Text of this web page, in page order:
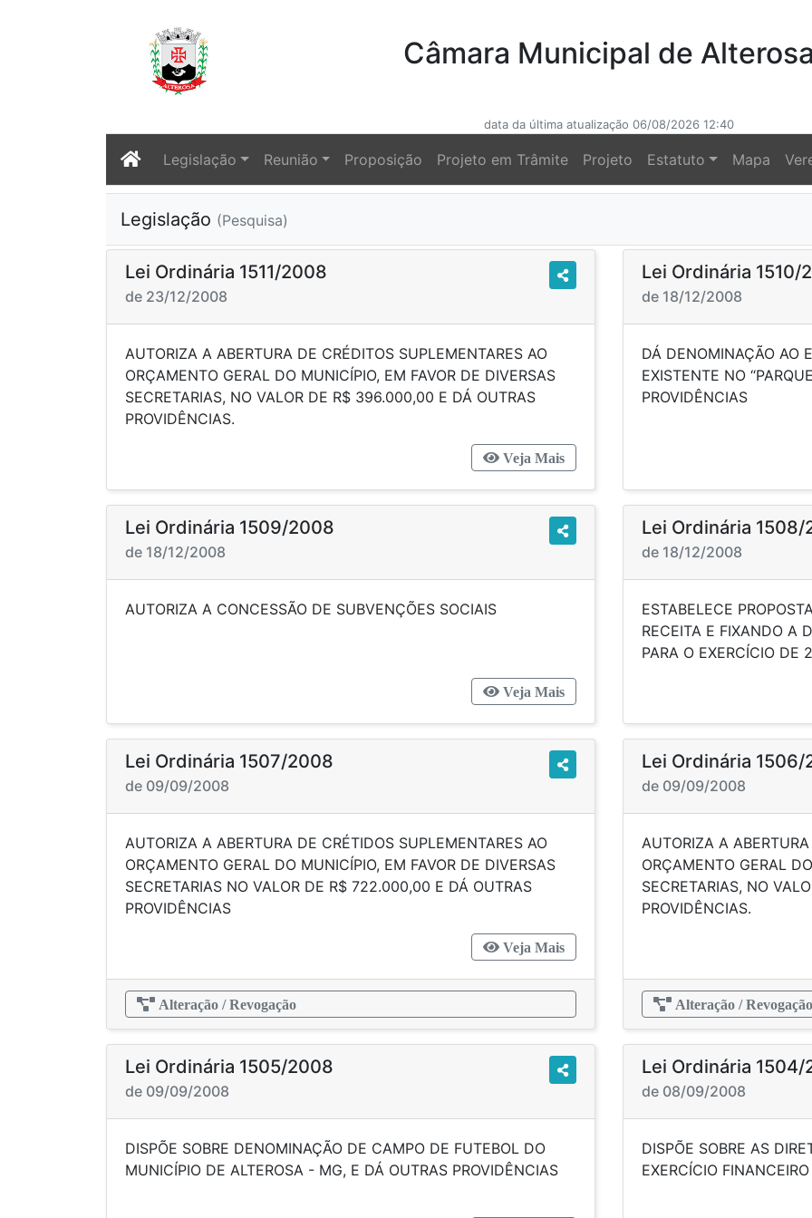
Câmara Municipal de
data da última atualização 06/08/2026 12:40
Legislação Reunião Proposição Projeto em Trâmite Projeto Estatuto Mapa
Legislação (Pesquisa)
Lei Ordinária 1511/2008
de 23/12/2008
AUTORIZA A ABERTURA DE CRÉDITOS SUPLEMENTARES AO
ORÇAMENTO GERAL DO MUNICÍPIO, EM FAVOR DE DIVERSAS
SECRETARIAS, NO VALOR DE R$ 396.000,00 E DÁ OUTRAS
PROVIDÊNCIAS.
Veja Mais
Lei Ordinária 1510/
de 18/12/2008
DÁ DENOMINAÇÃO AO
EXISTENTE NO
Lei Ordinária 1509/2008
de 18/12/2008
AUTORIZA A CONCESSÃO DE SUBVENÇÕES SOCIAIS
Veja Mais
Lei Ordinária
de 18/12/2008
ESTABELECE
RECEITA E FIXANDO A
PARA O
Lei Ordinária 1507/2008
de 09/09/2008
AUTORIZA A ABERTURA DE CRÉTIDOS SUPLEMENTARES AO
ORÇAMENTO GERAL DO MUNICÍPIO, EM FAVOR DE DIVERSAS
SECRETARIAS NO VALOR DE R$ 722.000,00 E DÁ OUTRAS
PROVIDÊNCIAS
Veja Mais
Alteração / Revogação
Lei Ordinária
de 09/09/2008
AUTORIZA A
ORÇAMENTO GERAL
SECRETARIAS, NO
PROVIDÊNCIAS.
Alteração / Revogação
Lei Ordinária 1505/2008
de 09/09/2008
DISPÕE SOBRE DENOMINAÇÃO DE CAMPO DE FUTEBOL DO
MUNICÍPIO DE ALTEROSA - MG, E DÁ OUTRAS PROVIDÊNCIAS
Lei Ordinária
de 08/09/2008
DISPÕE SOBRE AS
EXERCÍCIO